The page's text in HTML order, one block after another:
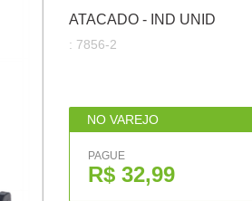
ATACADO - IND UNID
: 7856-2
NO VAREJO
PAGUE
R$ 32,99